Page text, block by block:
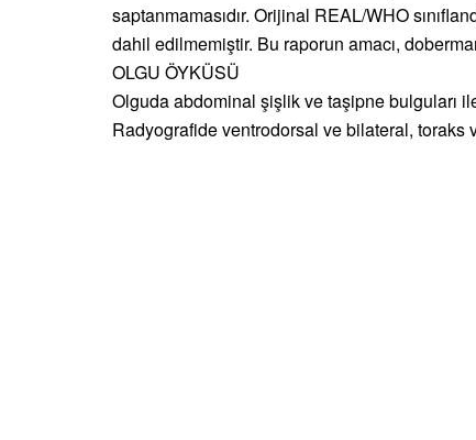
saptanmamasıdır. Orijinal REAL/WHO
dahil edilmemiştir. Bu raporun amacı,
OLGU ÖYKÜSÜ
Olguda abdominal şişlik ve taşipne bulguları
Radyografide ventrodorsal ve bilateral,